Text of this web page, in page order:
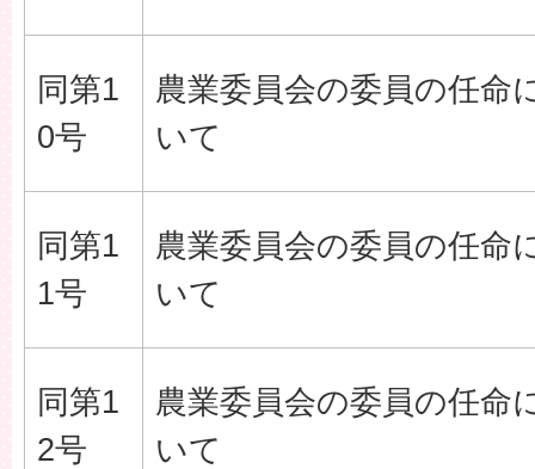
同第1
0号
農業委員会の委員の任命
いて
同第1
1号
農業委員会の委員の任命
いて
同第1
2号
農業委員会の委員の任命
いて